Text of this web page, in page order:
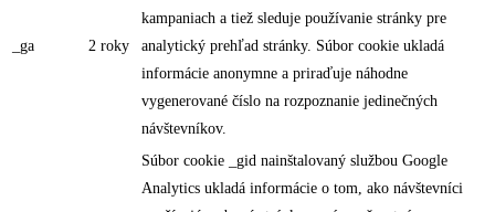
_ga 2 roky
kampaniach a tiež sleduje používanie stránky pre
analytický prehľad stránky. Súbor cookie ukladá
informácie anonymne a priraďuje náhodne
vygenerované číslo na rozpoznanie jedinečných
návštevníkov.
Súbor cookie _gid nainštalovaný službou Google
Analytics ukladá informácie o tom, ako návštevníci